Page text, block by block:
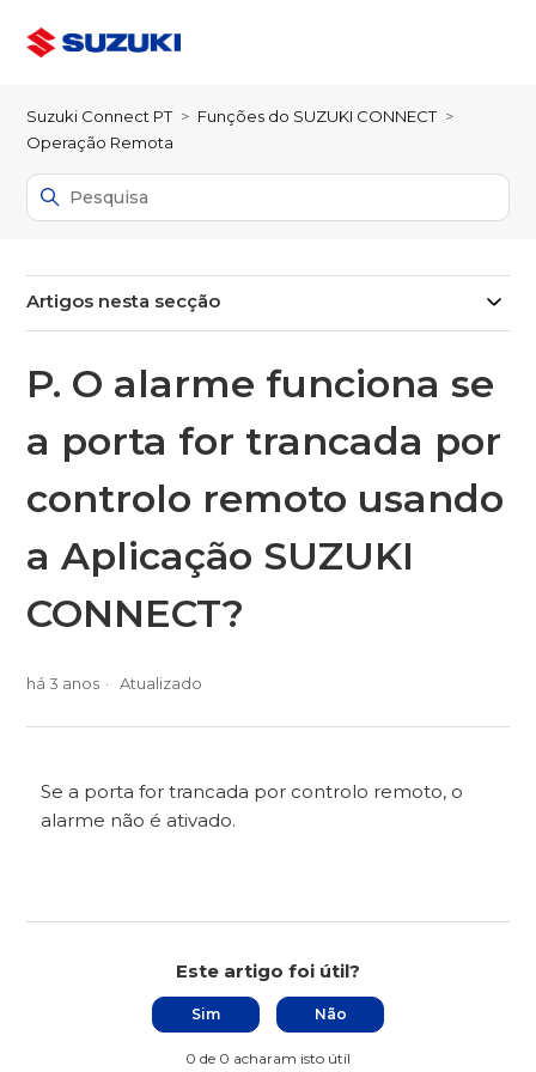
Suzuki Connect PT
Funções do SUZUKI CONNECT
Operação Remota
Artigos nesta secção
P. O alarme funciona se
a porta for trancada por
controlo remoto usando
a Aplicação SUZUKI
CONNECT?
há 3 anos Atualizado
Se a porta for trancada por controlo remoto, o
alarme não é ativado.
Este artigo foi útil?
Sim Não
0 de 0 acharam isto útil